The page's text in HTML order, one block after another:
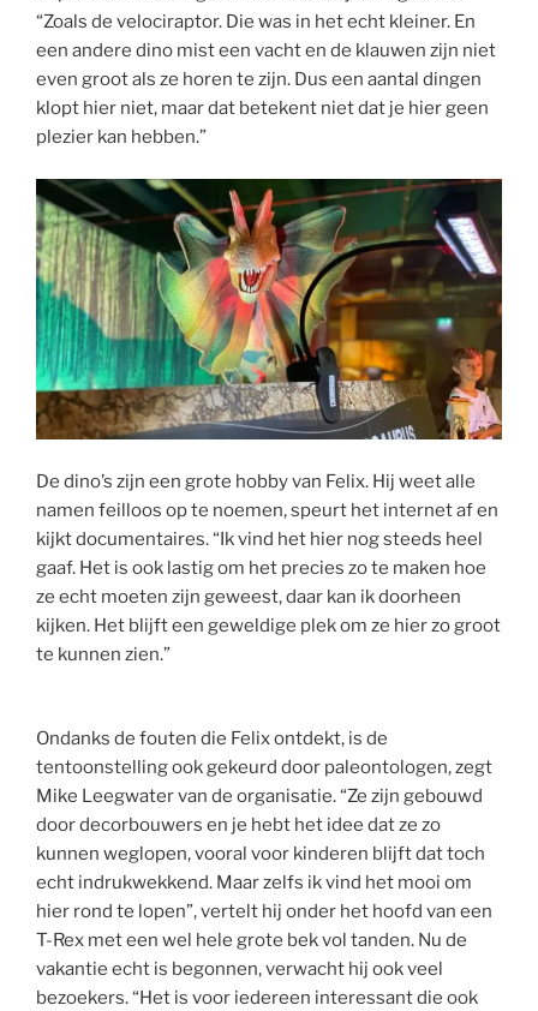
“Zoals de velociraptor. Die was in het echt kleiner. En
een andere dino mist een vacht en de klauwen zijn niet
even groot als ze horen te zijn. Dus een aantal dingen
klopt hier niet, maar dat betekent niet dat je hier geen
plezier kan hebben.”
De dino’s zijn een grote hobby van Felix. Hij weet alle
namen feilloos op te noemen, speurt het internet af en
kijkt documentaires. “Ik vind het hier nog steeds heel
gaaf. Het is ook lastig om het precies zo te maken hoe
ze echt moeten zijn geweest, daar kan ik doorheen
kijken. Het blijft een geweldige plek om ze hier zo groot
te kunnen zien.”
Ondanks de fouten die Felix ontdekt, is de
tentoonstelling ook gekeurd door paleontologen, zegt
Mike Leegwater van de organisatie. “Ze zijn gebouwd
door decorbouwers en je hebt het idee dat ze zo
kunnen weglopen, vooral voor kinderen blijft dat toch
echt indrukwekkend. Maar zelfs ik vind het mooi om
hier rond te lopen”, vertelt hij onder het hoofd van een
T-Rex met een wel hele grote bek vol tanden. Nu de
vakantie echt is begonnen, verwacht hij ook veel
bezoekers. “Het is voor iedereen interessant die ook